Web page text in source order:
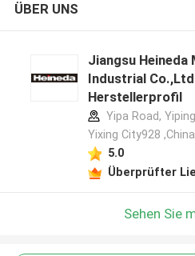
ÜBER UNS
Jiangsu Heineda
Industrial Co.,Ltd
Herstellerprofil
Yipa Road,
Yixing City928 ,China
5.0
Überprüfter
Sehen Sie